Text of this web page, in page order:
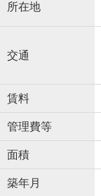
所在地
交通
賃料
管理費等
面積
築年月